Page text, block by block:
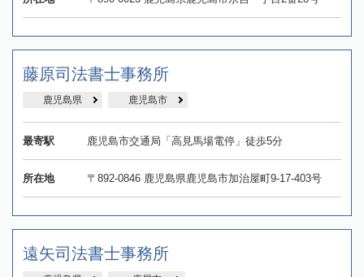
藤原司法書士事務所
鹿児島県 鹿児島市
最寄駅 鹿児島市交通局「高見馬場電停」徒歩5分
所在地 〒892-0846 鹿児島県鹿児島市加治屋町9-17-403号
遠矢司法書士事務所